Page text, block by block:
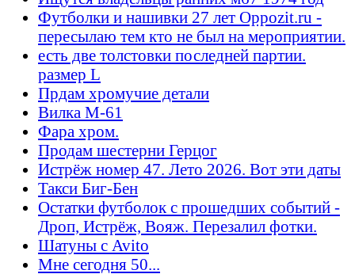
Футболки и нашивки 27 лет Oppozit.ru -
пересылаю тем кто не был на мероприятии.
есть две толстовки последней партии.
размер L
Прдам хромучие детали
Вилка М-61
Фара хром.
Продам шестерни Герцог
Истрёж номер 47. Лето 2026. Вот эти даты
Такси Биг-Бен
Остатки футболок с прошедших событий -
Дроп, Истрёж, Вояж. Перезалил фотки.
Шатуны с Avito
Мне сегодня 50...